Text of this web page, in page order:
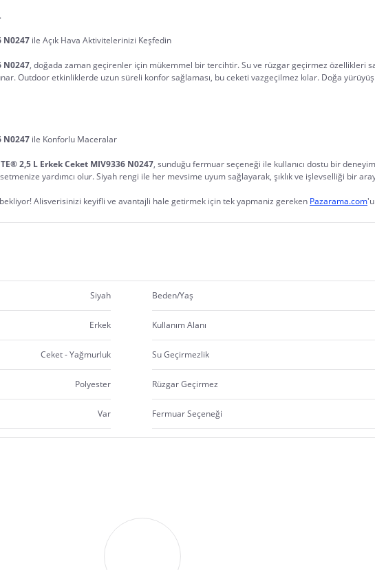
N0247 ile Açık Hava Aktivitelerinizi Keşfedin
N0247, doğada zaman geçirenler için mükemmel bir tercihtir. Su ve rüzgar geçirmez özellikleri
Outdoor etkinliklerde uzun süreli konfor sağlaması, bu ceketi vazgeçilmez kılar. Doğa
N0247 ile Konforlu Maceralar
2,5 L Erkek Ceket MIV9336 N0247, sunduğu fermuar seçeneği ile kullanıcı dostu bir
yardımcı olur. Siyah rengi ile her mevsime uyum sağlayarak, şıklık ve işlevselliği bir
Alisverisinizi keyifli ve avantajli hale getirmek için tek yapmaniz gereken Pazarama.com
Siyah Beden/Yaş
Erkek Kullanım Alanı
Ceket - Yağmurluk Su Geçirmezlik
Polyester Rüzgar Geçirmez
Var Fermuar Seçeneği